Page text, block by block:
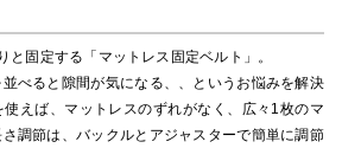
と固定する「マットレス固定ベルト」。
べると隙間が気になる、、というお悩みを解決
えば、マットレスのずれがなく、広々1枚のマ
調節は、バックルとアジャスターで簡単に調節